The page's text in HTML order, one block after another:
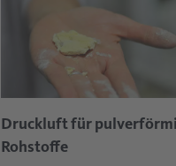
Druckluft für
Rohstoffe